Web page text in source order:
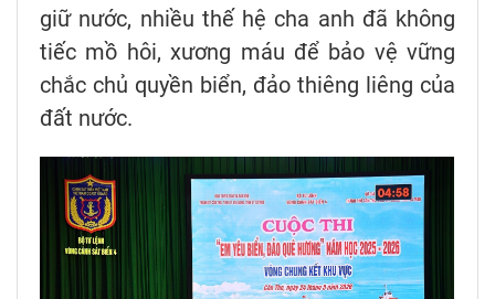
giữ nước, nhiều thế hệ cha anh đã không
tiếc mồ hôi, xương máu để bảo vệ vững
chắc chủ quyền biển, đảo thiêng liêng của
đất nước.